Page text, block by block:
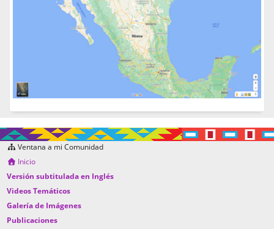
Ventana a mi Comunidad
Inicio
Versión subtitulada en Inglés
Videos Temáticos
Galería de Imágenes
Publicaciones